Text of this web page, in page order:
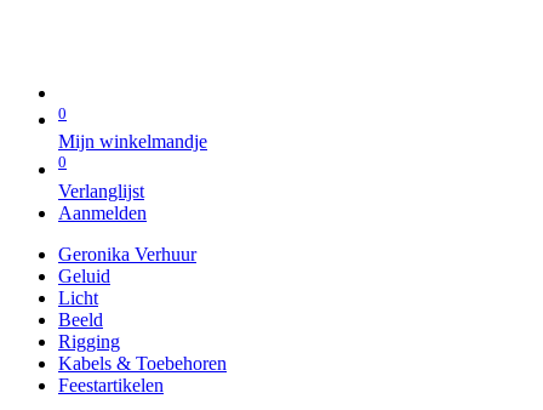
0
Mijn winkelmandje
0
Verlanglijst
Aanmelden
Geronika Verhuur
Geluid
Licht
Beeld
Rigging
Kabels & Toebehoren
Feestartikelen